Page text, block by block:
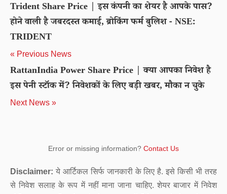
Trident Share Price | इस कंपनी का शेयर है आपके पास?
होने वाली है जबरदस्त कमाई, ब्रोकिंग फर्म बुलिश - NSE:
TRIDENT
« Previous News
RattanIndia Power Share Price | क्या आपका निवेश है
इस पेनी स्टॉक में? निवेशकों के लिए बड़ी खबर, मौका न चुके
Next News »
Error or missing information? Contact Us
Disclaimer: ये आर्टिकल सिर्फ जानकारी के लिए है. इसे किसी भी तरह
से निवेश सलाह के रूप में नहीं माना जाना चाहिए. शेयर बाजार में निवेश